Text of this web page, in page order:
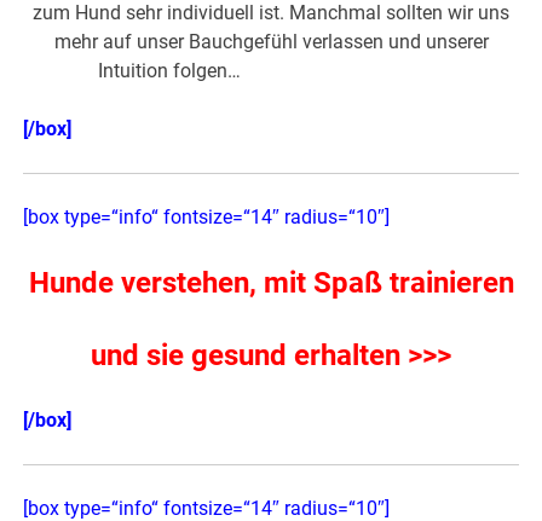
zum Hund sehr individuell ist. Manchmal sollten wir uns
mehr auf unser Bauchgefühl verlassen und unserer
Intuition folgen…
[/box]
[box type=“info“ fontsize=“14″ radius=“10″]
Hunde verstehen, mit Spaß trainieren
und sie gesund erhalten >>>
[/box]
[box type=“info“ fontsize=“14″ radius=“10″]